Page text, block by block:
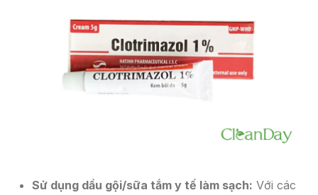
Sử dụng dầu gội/sữa tắm y tế làm sạch: Với các